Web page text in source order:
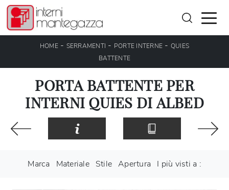
HOME- SERRAMENTI - PORTE INTERNE - QUIES
BATTENTE
PORTA BATTENTE PER
INTERNI QUIES DI ALBED
Marca Materiale Stile Apertura I più visti a :